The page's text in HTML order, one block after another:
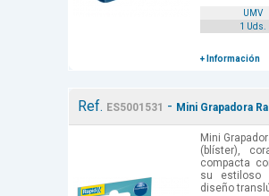
UMV
1 Uds.
+ Información
Ref. ES5001531 - Mini Grapadora
Mini
(blíster),
compacta
su estiloso
diseño